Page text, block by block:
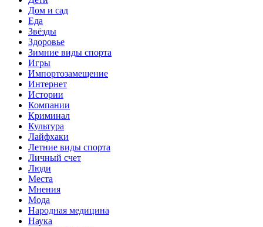
Дом и сад
Еда
Звёзды
Здоровье
Зимние виды спорта
Игры
Импортозамещение
Интернет
Истории
Компании
Криминал
Культура
Лайфхаки
Летние виды спорта
Личный счет
Люди
Места
Мнения
Мода
Народная медицина
Наука